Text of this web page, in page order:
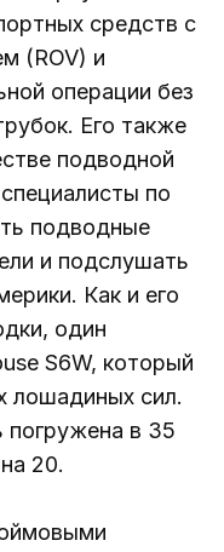
средств с
(ROV) и
операции без
Его также
подводной
по
подводные
и подслушать
Как и его
один
S6W, который
лошадиных сил.
погружена в 35
20.